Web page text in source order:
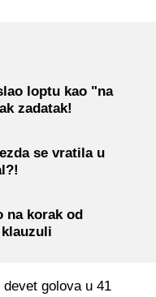
loptu kao "na
zadatak!
se vratila u
na korak od
golova u 41